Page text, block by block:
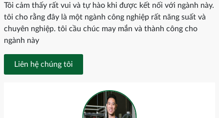
Tôi cảm thấy rất vui và tự hào khi được kết nối với ngành này.
tôi cho rằng đây là một ngành công nghiệp rất năng suất và
chuyên nghiệp. tôi cầu chúc may mắn và thành công cho
ngành này
Liên hệ chúng tôi